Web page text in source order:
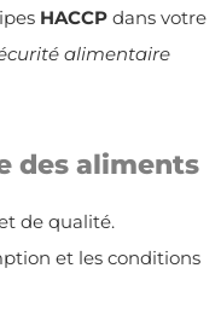
HACCP dans votre
alimentaire
des aliments
de qualité.
et les conditions